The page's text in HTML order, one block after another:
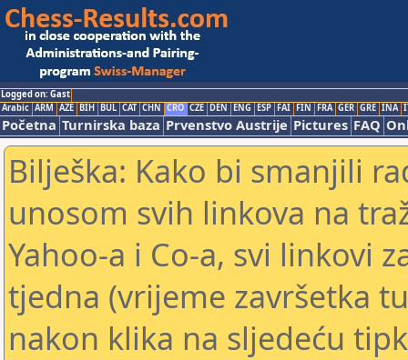
Logged on: Gast
Arabic ARM AZE BIH BUL CAT CHN CRO CZE DEN ENG ESP FAI FIN FRA GER GRE INA
Početna Turnirska baza Prvenstvo Austrije Pictures FAQ
Bilješka: Kako bi smanjili
unosom svih linkova na
Yahoo-a i Co-a, svi linkovi
tjedna (vrijeme završetka
nakon klika na sljedeću